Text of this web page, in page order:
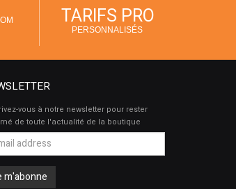
TARIFS PRO
PERSONNALISÉS
vous à notre newsletter pour rester
de toute l'actualité de la boutique